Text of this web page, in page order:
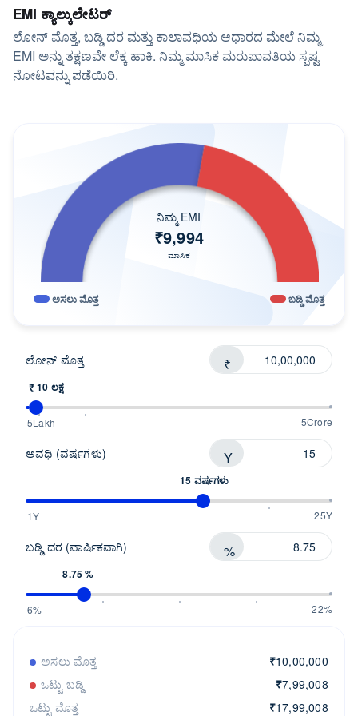
EMI ಕ್ಯಾಲ್ಕುಲೇಟರ್
ಲೋನ್ ಮೊತ್ತ, ಬಡ್ಡಿ ದರ ಮತ್ತು ಕಾಲಾವಧಿಯ ಆಧಾರದ ಮೇಲೆ ನಿಮ್ಮ
EMI ಅನ್ನು ತಕ್ಷಣವೇ ಲೆಕ್ಕ ಹಾಕಿ. ನಿಮ್ಮ ಮಾಸಿಕ ಮರುಪಾವತಿಯ ಸ್ಪಷ್ಟ
ನೋಟವನ್ನು ಪಡೆಯಿರಿ.
ನಿಮ್ಮ EMI
₹9,994
ಮಾಸಿಕ
ಅಸಲು ಮೊತ್ತ ಬಡ್ಡಿ ಮೊತ್ತ
ಲೋನ್ ಮೊತ್ತ ₹
₹ 10 ಲಕ್ಷ
5Lakh 5Crore
ಅವಧಿ (ವರ್ಷಗಳು) Y
15 ವರ್ಷಗಳು
1Y 25Y
ಬಡ್ಡಿ ದರ (ವಾರ್ಷಿಕವಾಗಿ) %
8.75 %
6% 22%
ಅಸಲು ಮೊತ್ತ ₹10,00,000
ಒಟ್ಟು ಬಡ್ಡಿ
₹7,99,008
ಒಟ್ಟು ಮೊತ್ತ
₹17,99,008